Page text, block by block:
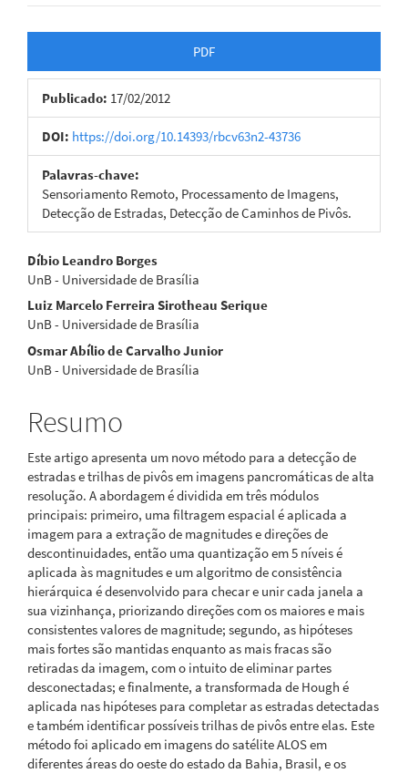
lateral
de
artigos
PDF
Publicado: 17/02/2012
DOI: https://doi.org/10.14393/rbcv63n2-43736
Palavras-chave:
Sensoriamento Remoto, Processamento de Imagens,
Detecção de Estradas, Detecção de Caminhos de Pivôs.
Conteúdo
do
artigo
principal
Díbio Leandro Borges
UnB - Universidade de Brasília
Luiz Marcelo Ferreira Sirotheau Serique
UnB - Universidade de Brasília
Osmar Abílio de Carvalho Junior
UnB - Universidade de Brasília
Resumo
Este artigo apresenta um novo método para a detecção de
estradas e trilhas de pivôs em imagens pancromáticas de alta
resolução. A abordagem é dividida em três módulos
principais: primeiro, uma filtragem espacial é aplicada a
imagem para a extração de magnitudes e direções de
descontinuidades, então uma quantização em 5 níveis é
aplicada às magnitudes e um algoritmo de consistência
hierárquica é desenvolvido para checar e unir cada janela a
sua vizinhança, priorizando direções com os maiores e mais
consistentes valores de magnitude; segundo, as hipóteses
mais fortes são mantidas enquanto as mais fracas são
retiradas da imagem, com o intuito de eliminar partes
desconectadas; e finalmente, a transformada de Hough é
aplicada nas hipóteses para completar as estradas detectadas
e também identificar possíveis trilhas de pivôs entre elas. Este
método foi aplicado em imagens do satélite ALOS em
diferentes áreas do oeste do estado da Bahia, Brasil, e os